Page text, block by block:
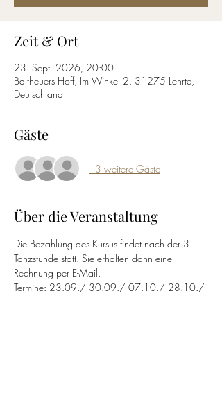
Zeit & Ort
23. Sept. 2026, 20:00
Baltheuers Hoff, Im Winkel 2, 31275 Lehrte,
Deutschland
Gäste
+3 weitere Gäste
Über die Veranstaltung
Die Bezahlung des Kursus findet nach der 3.
Tanzstunde statt. Sie erhalten dann eine
Rechnung per E-Mail.
Termine: 23.09./ 30.09./ 07.10./ 28.10./